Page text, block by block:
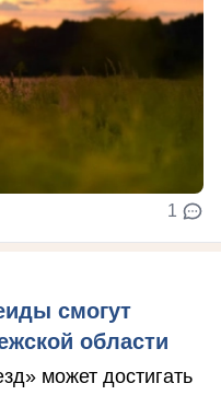
1
смогут
области
может достигать